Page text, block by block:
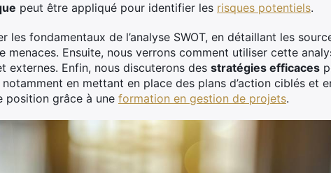
peut être appliqué pour identifier les risques potentiels.
les fondamentaux de l’analyse SWOT, en détaillant les
menaces. Ensuite, nous verrons comment utiliser cette
externes. Enfin, nous discuterons des stratégies efficaces
notamment en mettant en place des plans d’action ciblés et
grâce à une formation en gestion de projets.